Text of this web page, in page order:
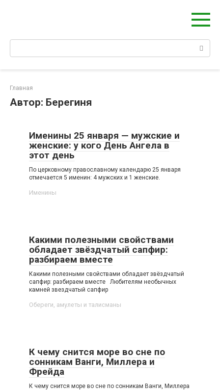
Главная
Автор: Берегиня
Именины 25 января — мужские и
женские: у кого День Ангела в
этот день
По церковному православному календарю 25 января
отмечается 5 именин: 4 мужских и 1 женские.
Именины
Какими полезными свойствами
обладает звёздчатый сапфир:
разбираем вместе
Какими полезными свойствами обладает звёздчатый
сапфир: разбираем вместе Любителям необычных
камней звездчатый сапфир
Обереги, амулеты и талисманы
К чему снится море во сне по
сонникам Ванги, Миллера и
Фрейда
К чему снится море во сне по сонникам Ванги, Миллера